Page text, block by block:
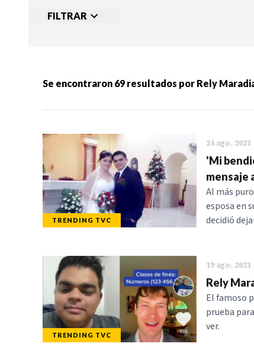
FILTRAR
Categorias: NOTICIAS
Se encontraron 69 resultados por Rely
TRENDING TVC
24 ago. 2021
'Mi
mensaje
Al más
esposa en
decidió
TRENDING TVC
19 ago. 2021
Rely
El famoso
prueba
ver.